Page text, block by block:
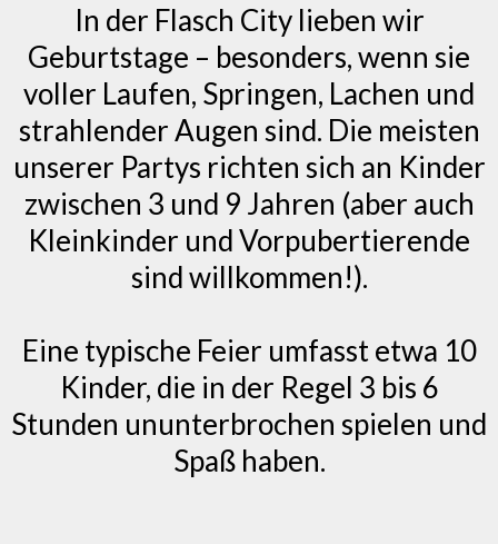
In der Flasch City lieben wir
Geburtstage – besonders, wenn sie
voller Laufen, Springen, Lachen und
strahlender Augen sind. Die meisten
unserer Partys richten sich an Kinder
zwischen 3 und 9 Jahren (aber auch
Kleinkinder und Vorpubertierende
sind willkommen!).
Eine typische Feier umfasst etwa 10
Kinder, die in der Regel 3 bis 6
Stunden ununterbrochen spielen und
Spaß haben.